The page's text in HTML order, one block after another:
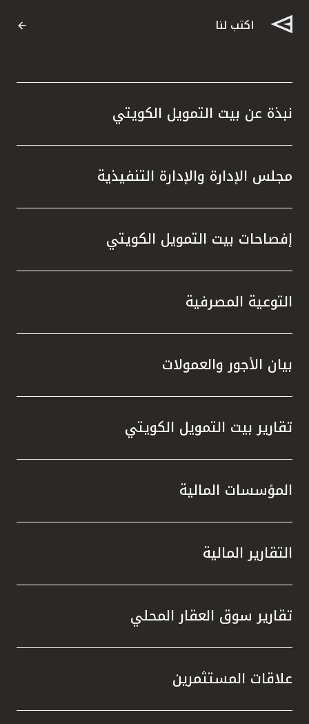
اكتب لنا
نبذة عن بيت التمويل الكويتي
مجلس الإدارة والإدارة التنفيذية
إفصاحات بيت التمويل الكويتي
التوعية المصرفية
بيان الأجور والعمولات
تقارير بيت التمويل الكويتي
المؤسسات المالية
التقارير المالية
تقارير سوق العقار المحلي
علاقات المستثمرين